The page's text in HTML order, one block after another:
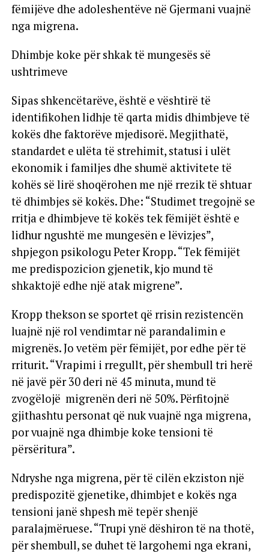
fëmijëve dhe adoleshentëve në Gjermani vuajnë
nga migrena.
Dhimbje koke për shkak të mungesës së
ushtrimeve
Sipas shkencëtarëve, është e vështirë të
identifikohen lidhje të qarta midis dhimbjeve të
kokës dhe faktorëve mjedisorë. Megjithatë,
standardet e ulëta të strehimit, statusi i ulët
ekonomik i familjes dhe shumë aktivitete të
kohës së lirë shoqërohen me një rrezik të shtuar
të dhimbjes së kokës. Dhe: “Studimet tregojnë se
rritja e dhimbjeve të kokës tek fëmijët është e
lidhur ngushtë me mungesën e lëvizjes”,
shpjegon psikologu Peter Kropp. “Tek fëmijët
me predispozicion gjenetik, kjo mund të
shkaktojë edhe një atak migrene”.
Kropp thekson se sportet që rrisin rezistencën
luajnë një rol vendimtar në parandalimin e
migrenës. Jo vetëm për fëmijët, por edhe për të
rriturit. “Vrapimi i rregullt, për shembull tri herë
në javë për 30 deri në 45 minuta, mund të
zvogëlojë migrenën deri në 50%. Përfitojnë
gjithashtu personat që nuk vuajnë nga migrena,
por vuajnë nga dhimbje koke tensioni të
përsëritura”.
Ndryshe nga migrena, për të cilën ekziston një
predispozitë gjenetike, dhimbjet e kokës nga
tensioni janë shpesh më tepër shenjë
paralajmëruese. “Trupi ynë dëshiron të na thotë,
për shembull, se duhet të largohemi nga ekrani,